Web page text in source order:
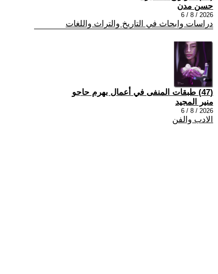
حسن مدن
2026 / 8 / 6
دراسات وابحاث في التاريخ والتراث واللغات
(47) طبقات المنفى في أعمال بهرم حاجو
منير المجيد
2026 / 8 / 6
الادب والفن